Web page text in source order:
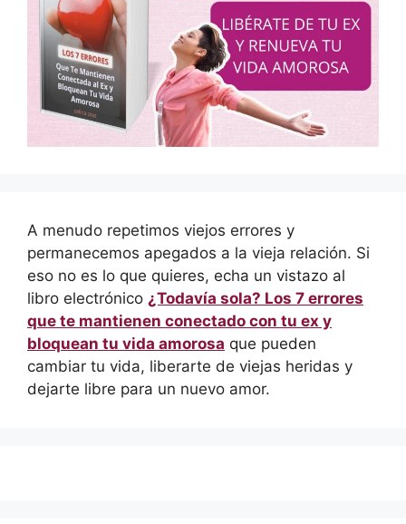
A menudo repetimos viejos errores y
permanecemos apegados a la vieja relación. Si
eso no es lo que quieres, echa un vistazo al
libro electrónico ¿Todavía sola? Los 7 errores
que te mantienen conectado con tu ex y
bloquean tu vida amorosa que pueden
cambiar tu vida, liberarte de viejas heridas y
dejarte libre para un nuevo amor.